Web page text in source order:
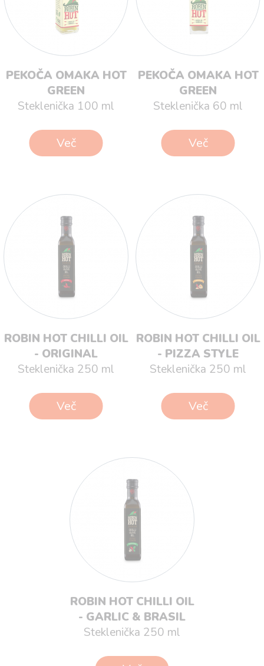
PEKOČA OMAKA HOT
GREEN
Steklenička 100 ml
Več
PEKOČA OMAKA HOT
GREEN
Steklenička 60 ml
Več
ROBIN HOT CHILLI OIL
- ORIGINAL
Steklenička 250 ml
Več
ROBIN HOT CHILLI OIL
- PIZZA STYLE
Steklenička 250 ml
Več
ROBIN HOT CHILLI OIL
- GARLIC & BRASIL
Steklenička 250 ml